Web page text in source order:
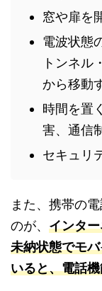
窓や扉を
電波状態
トンネル
から移動
時間を置
害、通信
セキュリ
また、携帯の
のが、 インタ
未納状態でモ
いると、電話